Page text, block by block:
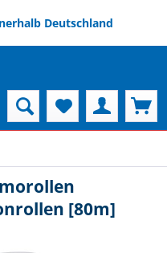
Deutschland
[80m]